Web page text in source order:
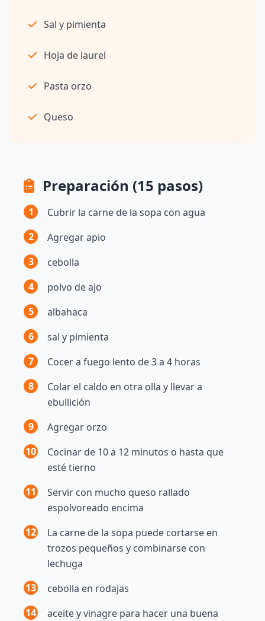
Sal y pimienta
Hoja de laurel
Pasta orzo
Queso
Preparación (15 pasos)
1
Cubrir la carne de la sopa con agua
2
Agregar apio
3
cebolla
4
polvo de ajo
5
albahaca
6
sal y pimienta
7
Cocer a fuego lento de 3 a 4 horas
8
Colar el caldo en otra olla y llevar a
ebullición
9
Agregar orzo
10
Cocinar de 10 a 12 minutos o hasta que
esté tierno
11
Servir con mucho queso rallado
espolvoreado encima
12
La carne de la sopa puede cortarse en
trozos pequeños y combinarse con
lechuga
13
cebolla en rodajas
14
aceite y vinagre para hacer una buena